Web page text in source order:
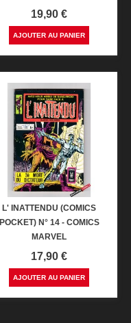
Prix
19,90 €
AJOUTER AU PANIER
L' INATTENDU (COMICS
POCKET) N° 14 - COMICS
MARVEL
Prix
17,90 €
AJOUTER AU PANIER